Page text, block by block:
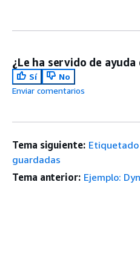
¿Le ha servido de ayuda
Sí
No
Enviar comentarios
Tema siguiente:
guardadas
Tema anterior: Ejemplo: